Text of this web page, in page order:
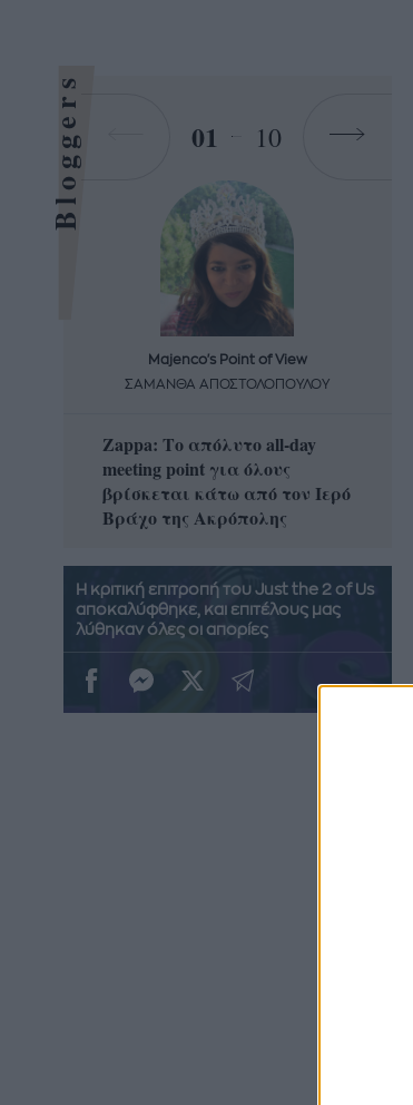
Bloggers 01 10
Majenco's Point of View
ΣΑΜΑΝΘΑ ΑΠΟΣΤΟΛΟΠΟΥΛΟΥ
Zappa: Το απόλυτο all-day
meeting point για όλους
βρίσκεται κάτω από τον Ιερό
Βράχο της Ακρόπολης
Η κριτική επιτροπή του Just the 2 of Us
αποκαλύφθηκε, και επιτέλους μας
λύθηκαν όλες οι απορίες